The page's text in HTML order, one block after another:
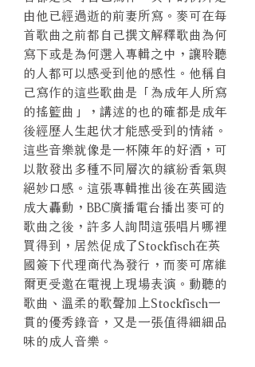
由他已經過逝的前妻所寫。麥可在每
首歌曲之前都自己撰文解釋歌曲為何
寫下或是為何選入專輯之中，讓聆聽
的人都可以感受到他的感性。他稱自
己寫作的這些歌曲是「為成年人所寫
的搖籃曲」，講述的也的確都是成年
後經歷人生起伏才能感受到的情緒。
這些音樂就像是一杯陳年的好酒，可
以散發出多種不同層次的繽紛香氣與
絕妙口感。這張專輯推出後在英國造
成大轟動，BBC廣播電台播出麥可的
歌曲之後，許多人詢問這張唱片哪裡
買得到，居然促成了Stockfisch在英
國簽下代理商代為發行，而麥可席維
爾更受邀在電視上現場表演。動聽的
歌曲、溫柔的歌聲加上Stockfisch一
貫的優秀錄音，又是一張值得細細品
味的成人音樂。